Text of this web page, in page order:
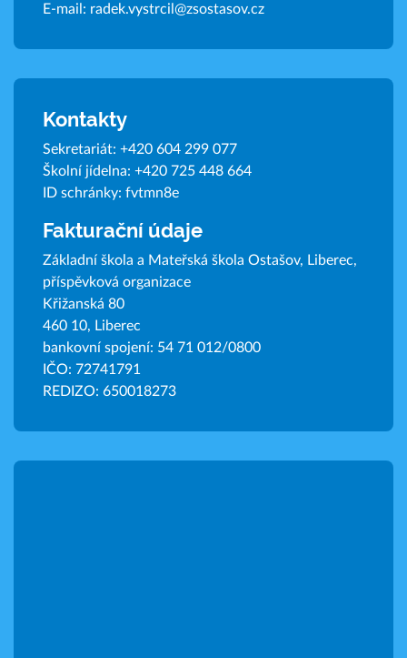
E-mail: radek.vystrcil@zsostasov.cz
Kontakty
Sekretariát: +420 604 299 077
Školní jídelna: +420 725 448 664
ID schránky: fvtmn8e
Fakturační údaje
Základní škola a Mateřská škola Ostašov, Liberec,
příspěvková organizace
Křižanská 80
460 10, Liberec
bankovní spojení: 54 71 012/0800
IČO: 72741791
REDIZO: 650018273